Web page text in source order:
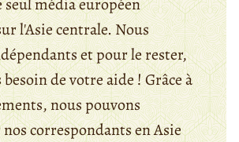
seul média européen
l'Asie centrale. Nous
et pour le rester,
de votre aide ! Grâce à
nous pouvons
correspondants en Asie